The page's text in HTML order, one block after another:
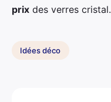
prix des verres cristal.
Idées déco